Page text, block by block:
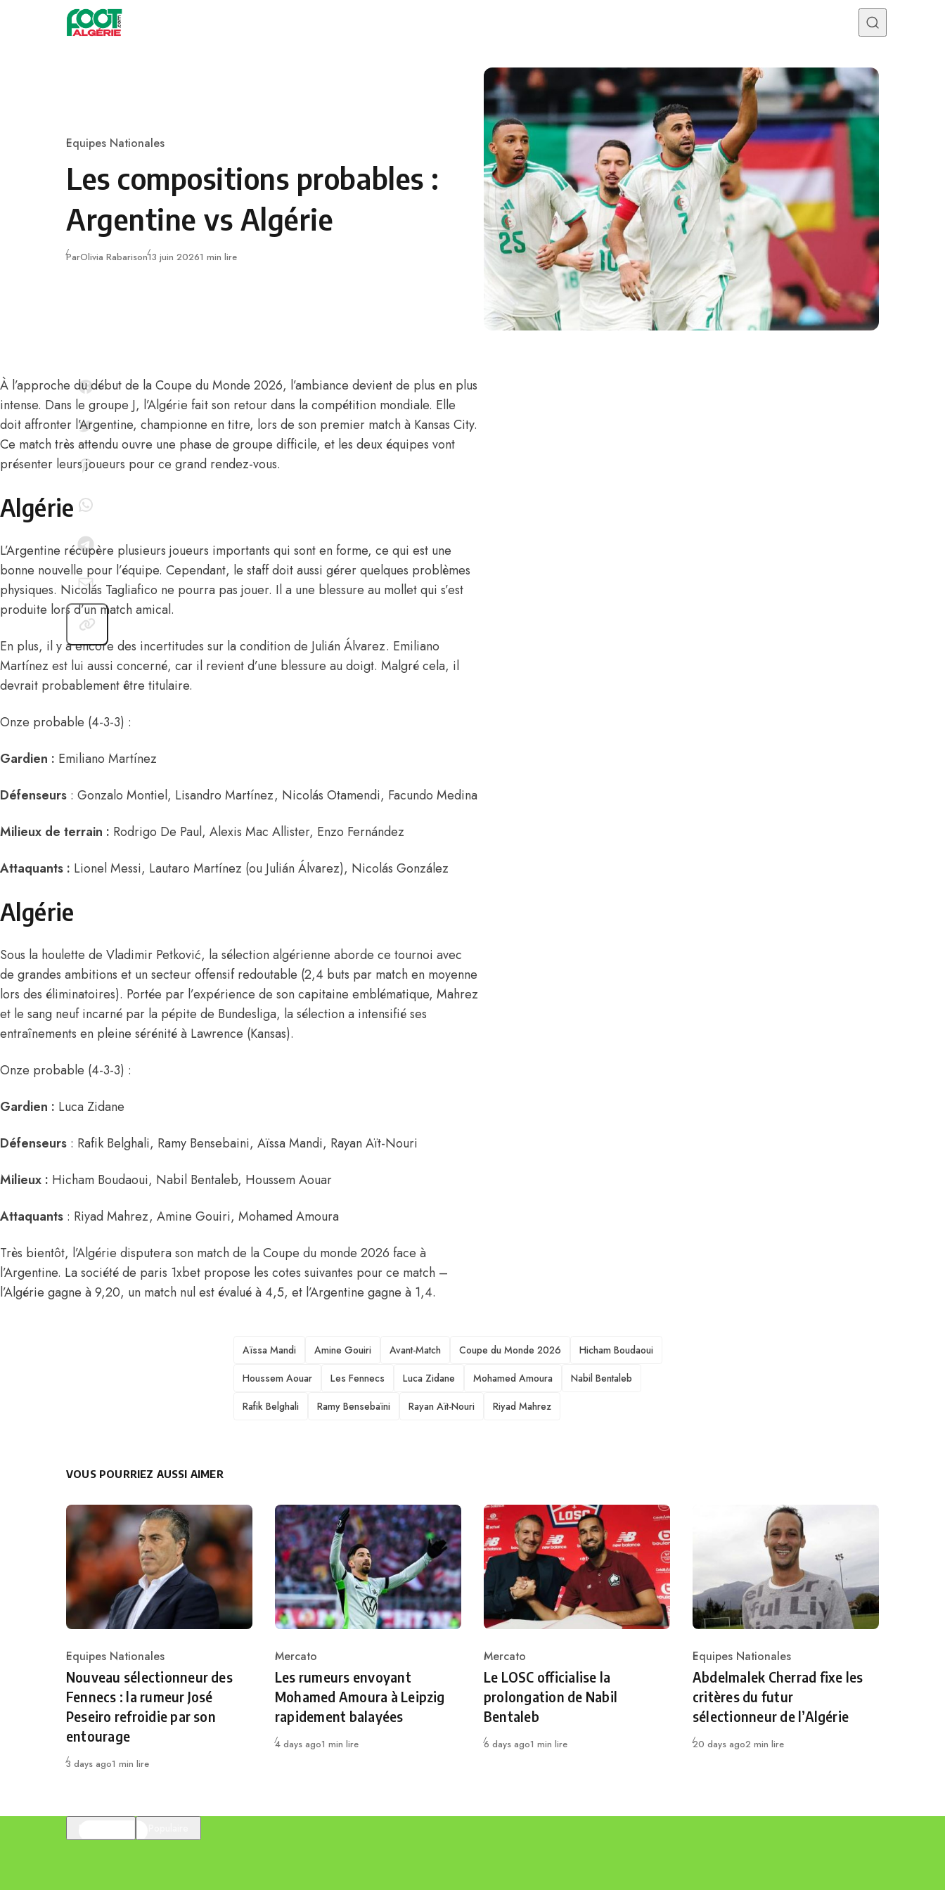
Skip to content
Category
Equipes Nationales
Les compositions probables :
Argentine vs Algérie
ParOlivia RabarisonPublié
13 juin 20261 min lire
À l’approche du début de la Coupe du Monde 2026, l’ambiance devient de plus en plus
intense. Dans le groupe J, l’Algérie fait son retour dans la compétition mondiale. Elle
doit affronter l’Argentine, championne en titre, lors de son premier match à Kansas City.
Ce match très attendu ouvre une phase de groupe difficile, et les deux équipes vont
présenter leurs joueurs pour ce grand rendez-vous.
Algérie
L’Argentine récupère plusieurs joueurs importants qui sont en forme, ce qui est une
bonne nouvelle pour l’équipe. Cependant, le staff doit aussi gérer quelques problèmes
physiques. Nicolás Tagliafico ne pourra pas jouer. Il a une blessure au mollet qui s’est
produite lors d’un match amical.
En plus, il y a encore des incertitudes sur la condition de Julián Álvarez. Emiliano
Martínez est lui aussi concerné, car il revient d’une blessure au doigt. Malgré cela, il
devrait probablement être titulaire.
Onze probable (4-3-3) :
Gardien : Emiliano Martínez
Défenseurs : Gonzalo Montiel, Lisandro Martínez, Nicolás Otamendi, Facundo Medina
Milieux de terrain : Rodrigo De Paul, Alexis Mac Allister, Enzo Fernández
Attaquants : Lionel Messi, Lautaro Martínez (ou Julián Álvarez), Nicolás González
Algérie
Sous la houlette de Vladimir Petković, la sélection algérienne aborde ce tournoi avec
de grandes ambitions et un secteur offensif redoutable (2,4 buts par match en moyenne
lors des éliminatoires). Portée par l’expérience de son capitaine emblématique, Mahrez
et le sang neuf incarné par la pépite de Bundesliga, la sélection a intensifié ses
entraînements en pleine sérénité à Lawrence (Kansas).
Onze probable (4-3-3) :
Gardien : Luca Zidane
Défenseurs : Rafik Belghali, Ramy Bensebaini, Aïssa Mandi, Rayan Aït-Nouri
Milieux : Hicham Boudaoui, Nabil Bentaleb, Houssem Aouar
Attaquants : Riyad Mahrez, Amine Gouiri, Mohamed Amoura
Très bientôt, l’Algérie disputera son match de la Coupe du monde 2026 face à
l’Argentine. La société de paris 1xbet propose les cotes suivantes pour ce match –
l’Algérie gagne à 9,20, un match nul est évalué à 4,5, et l’Argentine gagne à 1,4.
TAGS
Aïssa Mandi Amine Gouiri Avant-Match Coupe du Monde 2026
Hicham Boudaoui
Houssem Aouar
Les Fennecs Luca Zidane Mohamed Amoura
Nabil Bentaleb
Rafik Belghali
Ramy Bensebaïni Rayan Aït-Nouri Riyad Mahrez
VOUS POURRIEZ AUSSI AIMER
Category
Equipes Nationales
Nouveau sélectionneur des
Fennecs : la rumeur José
Peseiro refroidie par son
entourage
Publié
3 days ago1 min lire
Category
Mercato
Les rumeurs envoyant
Mohamed Amoura à Leipzig
rapidement balayées
Publié
4 days ago1 min lire
Category
Mercato
Le LOSC officialise la
prolongation de Nabil
Bentaleb
Publié
6 days ago1 min lire
Category
Equipes Nationales
Abdelmalek Cherrad fixe les
critères du futur
sélectionneur de l’Algérie
Publié
20 days ago2 min lire